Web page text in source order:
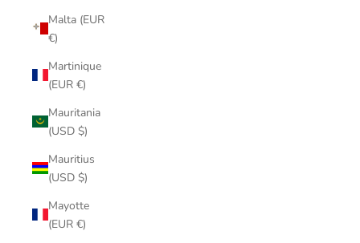
Malta (EUR
€)
Martinique
(EUR €)
Mauritania
(USD $)
Mauritius
(USD $)
Mayotte
(EUR €)